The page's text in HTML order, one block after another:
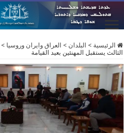
الرئيسية > البلدان > العراق وايران وروسيا >
الثالث يستقبل المهنئين بعيد القيامة